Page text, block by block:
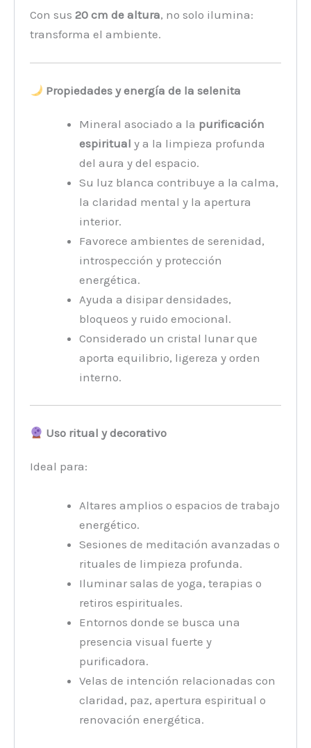
Con sus20 cm de altura, no solo ilumina:
transforma el ambiente.
Propiedades y energía de la selenita
Mineral asociado a la purificación
espiritual y a la limpieza profunda
del aura y del espacio.
Su luz blanca contribuye a la calma,
la claridad mental y la apertura
interior.
Favorece ambientes de serenidad,
introspección y protección
energética.
Ayuda a disipar densidades,
bloqueos y ruido emocional.
Considerado un cristal lunar que
aporta equilibrio, ligereza y orden
interno.
Uso ritual y decorativo
Ideal para:
Altares amplios o espacios de trabajo
energético.
Sesiones de meditación avanzadas o
rituales de limpieza profunda.
Iluminar salas de yoga, terapias o
retiros espirituales.
Entornos donde se busca una
presencia visual fuerte y
purificadora.
Velas de intención relacionadas con
claridad, paz, apertura espiritual o
renovación energética.